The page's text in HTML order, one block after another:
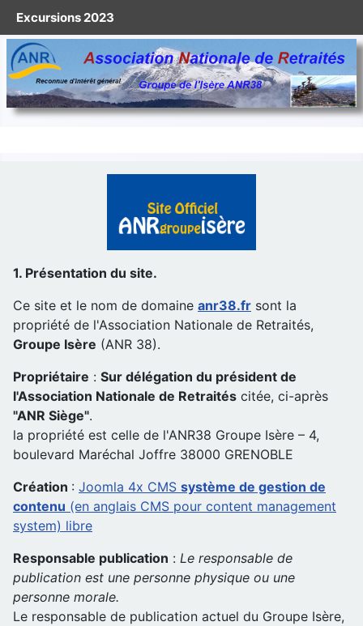
1. Présentation du site.
Ce site et le nom de domaine anr38.fr sont la
propriété de l'Association Nationale de Retraités,
Groupe Isère (ANR 38).
Propriétaire : Sur délégation du président de
l'Association Nationale de Retraités citée, ci-après
"ANR Siège".
la propriété est celle de l'ANR38 Groupe Isère – 4,
boulevard Maréchal Joffre 38000 GRENOBLE
Création : Joomla 4x CMS système de gestion de
contenu (en anglais CMS pour content management
system) libre
Responsable publication : Le responsable de
publication est une personne physique ou une
personne morale.
Le responsable de publication actuel du Groupe Isère,
Excursions 2023